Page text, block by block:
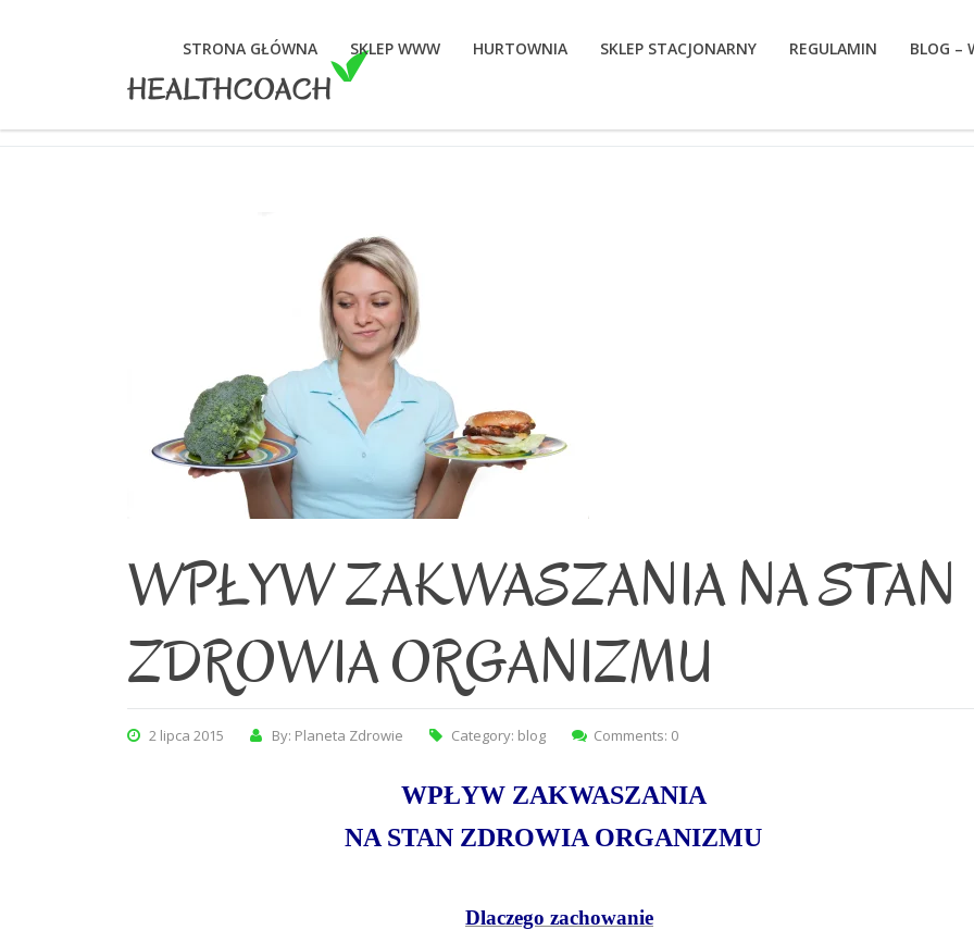
STRONA GŁÓWNA SKLEP WWW HURTOWNIA SKLEP STACJONARNY REGULAMIN BLOG –
WPŁYW ZAKWASZANIA NA STAN
ZDROWIA ORGANIZMU
2 lipca 2015 By: Planeta Zdrowie Category: blog Comments: 0
WPŁYW ZAKWASZANIA
NA STAN ZDROWIA ORGANIZMU
Dlaczego zachowanie